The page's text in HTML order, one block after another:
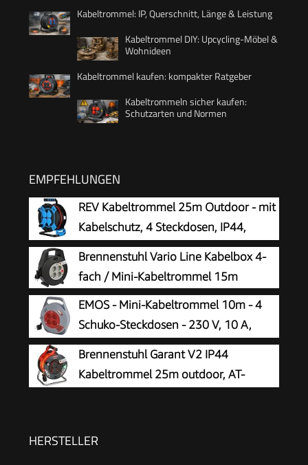
Kabeltrommel: IP, Querschnitt, Länge & Leistung
Kabeltrommel DIY: Upcycling-Möbel &
Wohnideen
Kabeltrommel kaufen: kompakter Ratgeber
Kabeltrommeln sicher kaufen:
Schutzarten und Normen
EMPFEHLUNGEN
REV Kabeltrommel 25m Outdoor - mit
Kabelschutz, 4 Steckdosen, IP44,
schwarz
Brennenstuhl Vario Line Kabelbox 4-
fach / Mini-Kabeltrommel 15m
EMOS - Mini-Kabeltrommel 10m - 4
Schuko-Steckdosen - 230 V, 10 A,
2300 W - hochwertige PVC-Isolierung -
H05VV-F3G 1,0 mm2 - mit Thermoschalter -
IP20 für Innen
Brennenstuhl Garant V2 IP44
Kabeltrommel 25m outdoor, AT-
HERSTELLER